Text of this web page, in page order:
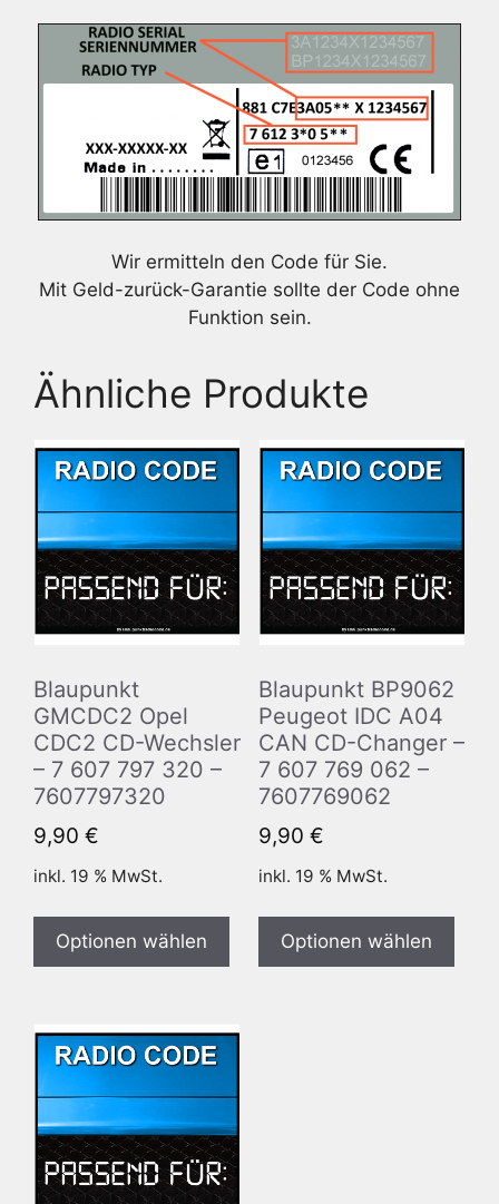
Wir ermitteln den Code für Sie.
Mit Geld-zurück-Garantie sollte der Code ohne
Funktion sein.
Ähnliche Produkte
Blaupunkt
GMCDC2 Opel
CDC2 CD-Wechsler
– 7 607 797 320 –
7607797320
9,90 €
inkl. 19 % MwSt.
Optionen wählen
Blaupunkt BP9062
Peugeot IDC A04
CAN CD-Changer –
7 607 769 062 –
7607769062
9,90 €
inkl. 19 % MwSt.
Optionen wählen